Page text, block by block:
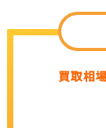
買取相